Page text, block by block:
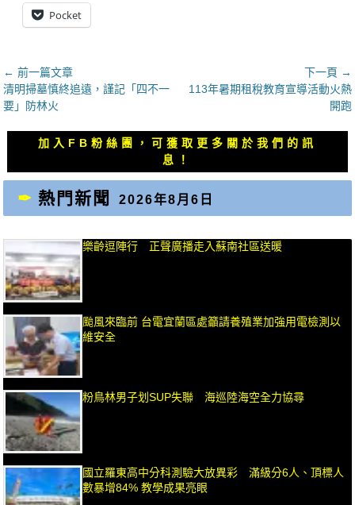
Pocket
文
章
導
覽
← 前一篇文章
上
一
清明掃墓慎終追遠，謹記「四不一
要」防林火
下一頁 →
文
章：
113年暑期租稅教育宣導活動火熱
開跑
加入FB粉絲團，可獲取更多關於我們的訊
息！
熱門新聞 2026年8月6日
樂齡逗陣行 正聲廣播走入蘇南社區送暖
颱風來臨前 台電宜蘭區處籲請養殖業加強用電檢測以
維安全
粉鳥林男子划SUP失聯 海巡陸海空全力協尋
國立羅東高中分科測驗大放異彩 滿級分6人、頂標人
數暴增84% 教學成果亮眼